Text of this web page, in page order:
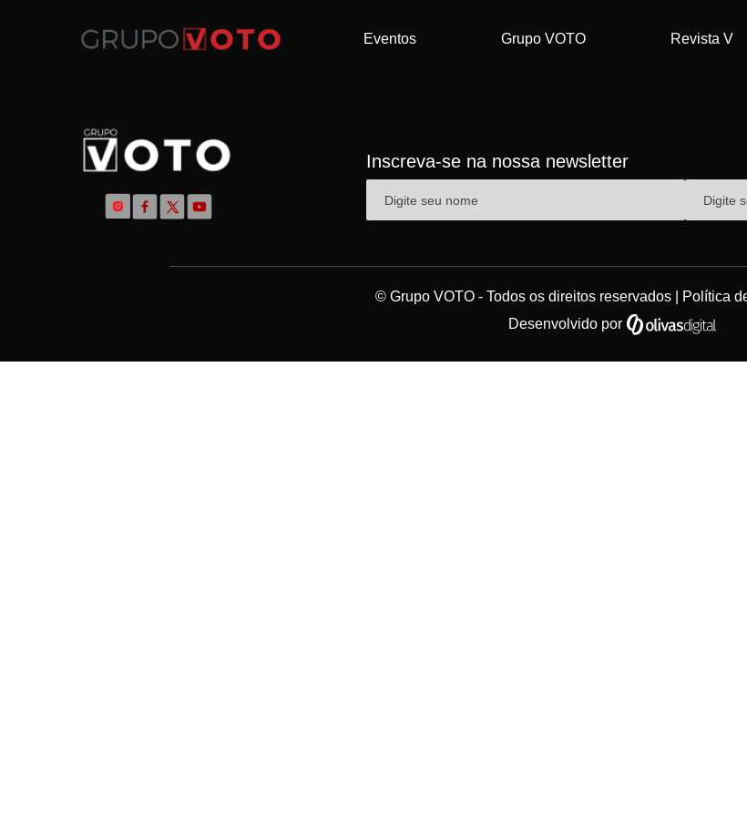
Eventos Grupo VOTO Revista V
Inscreva-se na nossa newsletter
© Grupo VOTO - Todos os direitos reservados |
Política
Desenvolvido por